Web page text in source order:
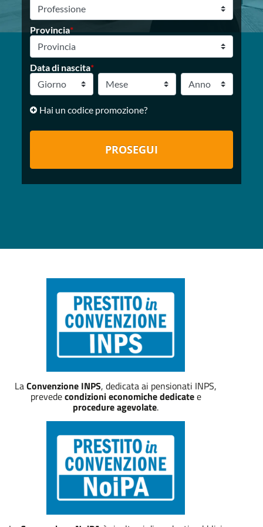
Provincia*
Data di nascita*
Hai un codice promozione?
PROSEGUI
LaConvenzione INPS, dedicata ai pensionati INPS,
prevedecondizioni economiche dedicatee
procedure agevolate.